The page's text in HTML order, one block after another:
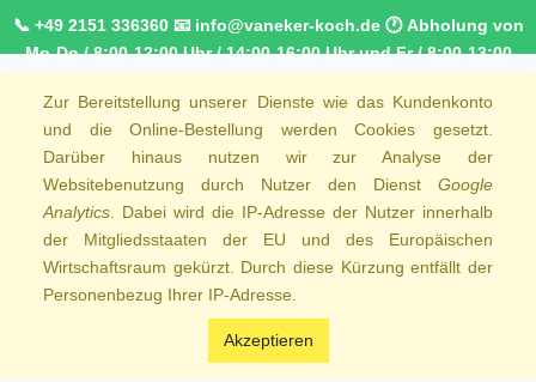
📞 +49 2151 336360 📧 info@vaneker-koch.de 🕐 Abholung von
Mo-Do / 8:00-12:00 Uhr / 14:00-16:00 Uhr und Fr / 8:00-13:00
NRW 🚛 Kostenfreie Lieferung ab 250€ Bestellwert
Zur Bereitstellung unserer Dienste wie das Kundenkonto
und die Online-Bestellung werden Cookies gesetzt.
Darüber hinaus nutzen wir zur Analyse der
Websitebenutzung durch Nutzer den Dienst Google
Analytics . Dabei wird die IP-Adresse der Nutzer innerhalb
der Mitgliedsstaaten der EU und des Europäischen
Wirtschaftsraum gekürzt. Durch diese Kürzung entfällt der
Personenbezug Ihrer IP-Adresse.
Akzeptieren